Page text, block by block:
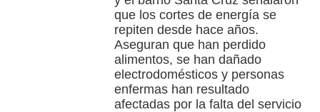
que los cortes de energía se
repiten desde hace años.
Aseguran que han perdido
alimentos, se han dañado
electrodomésticos y personas
enfermas han resultado
afectadas por la falta del servicio